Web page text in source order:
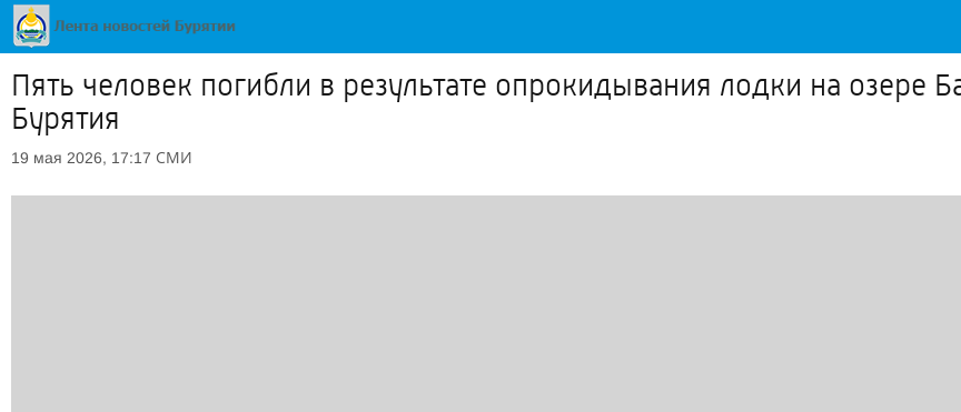
Пять человек погибли в результате опрокидывания лодки на
Бурятия
19 мая 2026, 17:17 СМИ